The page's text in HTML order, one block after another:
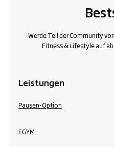
Werde Teil der Community
Fitness & Lifestyle auf
Leistungen
Pausen-Option
EGYM